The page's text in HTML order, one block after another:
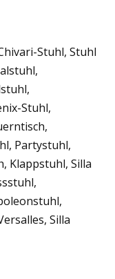
Stuhl, Stuhl
Stuhl,
Partystuhl,
Klappstuhl, Silla
Silla